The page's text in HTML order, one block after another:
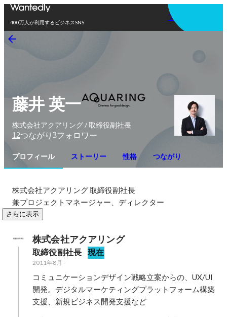
400万人が利用するビジネスSNS
アプリを使う
藤井 英一
株式会社アクアリング / 取締役副社長
12つながり 3フォロワー
プロフィール ストーリー 性格 つながり
株式会社アクアリング 取締役副社長
兼プロジェクトマネージャー、ディレクター
さらに表示
株式会社アクアリング
取締役副社長 現在
2011年8月 -
コミュニケーションデザイン戦略立案からの、UX/UI
開発。デジタルマーケティングプラットフォーム構築
支援、新規ビジネス開発支援など